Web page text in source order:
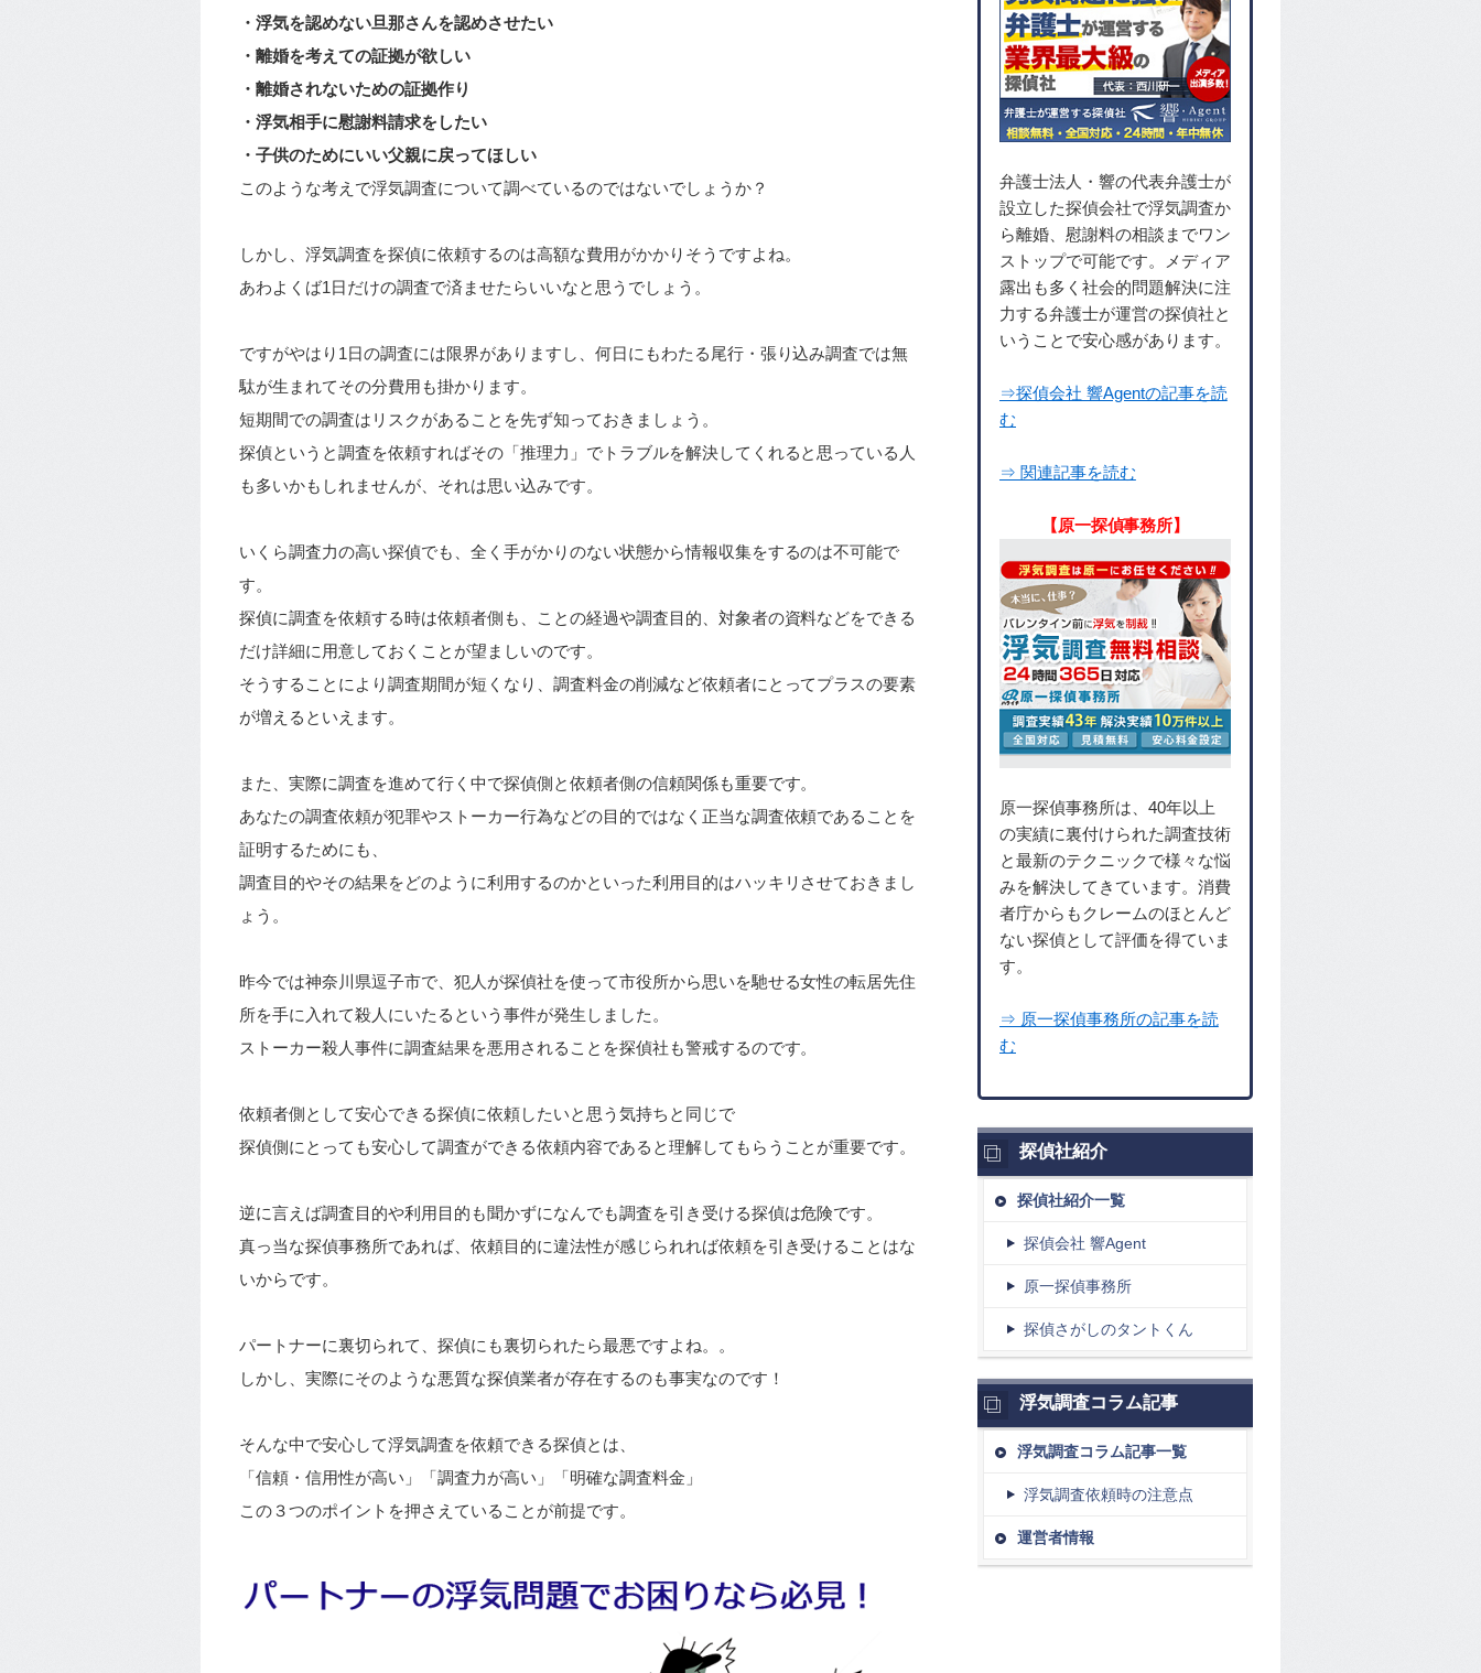
・浮気を認めない旦那さんを認めさせたい
・離婚を考えての証拠が欲しい
・離婚されないための証拠作り
・浮気相手に慰謝料請求をしたい
・子供のためにいい父親に戻ってほしい
このような考えで浮気調査について調べているのではないでしょうか？
しかし、浮気調査を探偵に依頼するのは高額な費用がかかりそうですよね。
あわよくば1日だけの調査で済ませたらいいなと思うでしょう。
ですがやはり1日の調査には限界がありますし、何日にもわたる尾行・張り込み調査では無
駄が生まれてその分費用も掛かります。
短期間での調査はリスクがあることを先ず知っておきましょう。
探偵というと調査を依頼すればその「推理力」でトラブルを解決してくれると思っている人
も多いかもしれませんが、それは思い込みです。
いくら調査力の高い探偵でも、全く手がかりのない状態から情報収集をするのは不可能で
す。
探偵に調査を依頼する時は依頼者側も、ことの経過や調査目的、対象者の資料などをできる
だけ詳細に用意しておくことが望ましいのです。
そうすることにより調査期間が短くなり、調査料金の削減など依頼者にとってプラスの要素
が増えるといえます。
また、実際に調査を進めて行く中で探偵側と依頼者側の信頼関係も重要です。
あなたの調査依頼が犯罪やストーカー行為などの目的ではなく正当な調査依頼であることを
証明するためにも、
調査目的やその結果をどのように利用するのかといった利用目的はハッキリさせておきまし
ょう。
昨今では神奈川県逗子市で、犯人が探偵社を使って市役所から思いを馳せる女性の転居先住
所を手に入れて殺人にいたるという事件が発生しました。
ストーカー殺人事件に調査結果を悪用されることを探偵社も警戒するのです。
依頼者側として安心できる探偵に依頼したいと思う気持ちと同じで
探偵側にとっても安心して調査ができる依頼内容であると理解してもらうことが重要です。
逆に言えば調査目的や利用目的も聞かずになんでも調査を引き受ける探偵は危険です。
真っ当な探偵事務所であれば、依頼目的に違法性が感じられれば依頼を引き受けることはな
いからです。
パートナーに裏切られて、探偵にも裏切られたら最悪ですよね。。
しかし、実際にそのような悪質な探偵業者が存在するのも事実なのです！
そんな中で安心して浮気調査を依頼できる探偵とは、
「信頼・信用性が高い」「調査力が高い」「明確な調査料金」
この３つのポイントを押さえていることが前提です。
弁護士法人・響の代表弁護士が
設立した探偵会社で浮気調査か
ら離婚、慰謝料の相談までワン
ストップで可能です。メディア
露出も多く社会的問題解決に注
力する弁護士が運営の探偵社と
いうことで安心感があります。
⇒探偵会社 響Agentの記事を読
む
⇒ 関連記事を読む
【原一探偵事務所】
原一探偵事務所は、40年以上
の実績に裏付けられた調査技術
と最新のテクニックで様々な悩
みを解決してきています。消費
者庁からもクレームのほとんど
ない探偵として評価を得ていま
す。
⇒ 原一探偵事務所の記事を読
む
探偵社紹介
探偵社紹介一覧
探偵会社 響Agent
原一探偵事務所
探偵さがしのタントくん
浮気調査コラム記事
浮気調査コラム記事一覧
浮気調査依頼時の注意点
運営者情報